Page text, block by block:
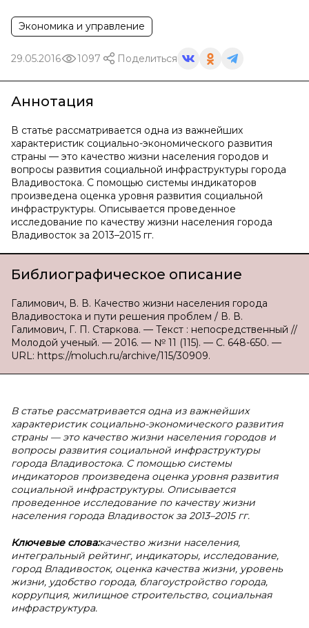
Экономика и управление
29.05.2016 1097 Поделиться
Аннотация
В статье рассматривается одна из важнейших
характеристик социально-экономического развития
страны — это качество жизни населения городов и
вопросы развития социальной инфраструктуры города
Владивостока. С помощью системы индикаторов
произведена оценка уровня развития социальной
инфраструктуры. Описывается проведенное
исследование по качеству жизни населения города
Владивосток за 2013–2015 гг.
Библиографическое описание
Галимович, В. В. Качество жизни населения города
Владивостока и пути решения проблем / В. В.
Галимович, Г. П. Старкова. — Текст : непосредственный //
Молодой ученый. — 2016. — № 11 (115). — С. 648-650. —
URL: https://moluch.ru/archive/115/30909.
В статье рассматривается одна из важнейших
характеристик социально-экономического развития
страны — это качество жизни населения городов и
вопросы развития социальной инфраструктуры
города Владивостока. С помощью системы
индикаторов произведена оценка уровня развития
социальной инфраструктуры. Описывается
проведенное исследование по качеству жизни
населения города Владивосток за 2013–2015 гг.
Ключевые слова:качество жизни населения,
интегральный рейтинг, индикаторы, исследование,
город Владивосток, оценка качества жизни, уровень
жизни, удобство города, благоустройство города,
коррупция, жилищное строительство, социальная
инфраструктура.